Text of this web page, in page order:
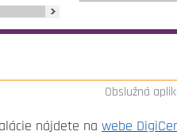
Obslužná
nájdete na webe